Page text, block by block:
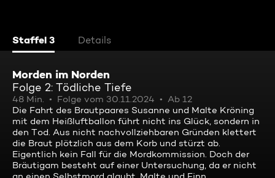
Staffel 3 Details
Morden im Norden
Folge 2: Tödliche Tiefe
48 Min. Folge vom 30.11.2024
Ab 12
Die Fahrt des Brautpaares Susanne und Malte Kröning
mit dem Heißluftballon führt nicht ins Glück, sondern in
den Tod. Aus nicht nachvollziehbaren Gründen klettert
die Braut plötzlich aus dem Korb und stürzt ab.
Eigentlich kein Fall für die Mordkommission. Doch der
Bräutigam besteht auf einer Untersuchung, da er nicht